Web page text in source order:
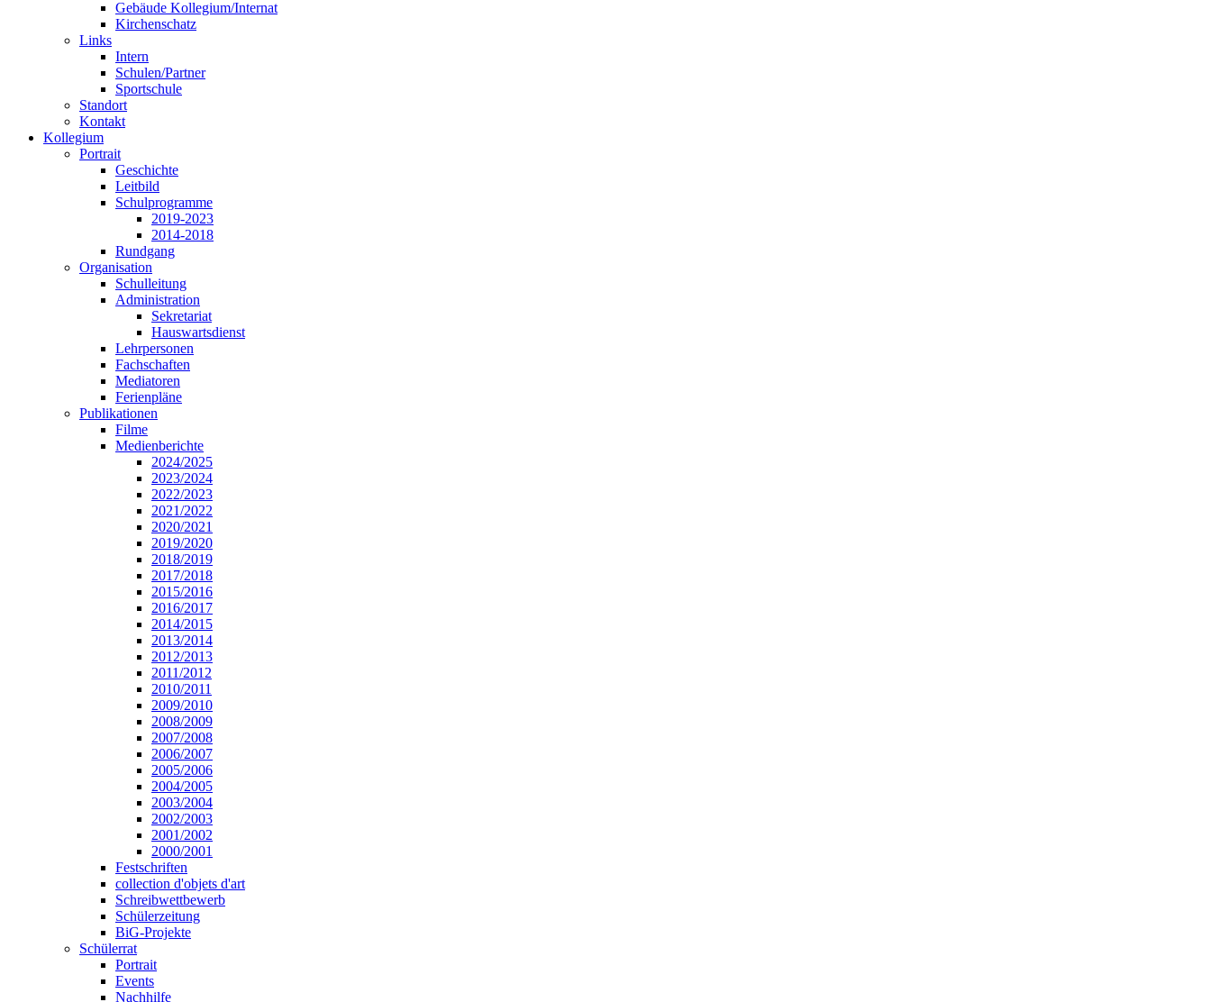
Gebäude Kollegium/Internat
Kirchenschatz
Links
Intern
Schulen/Partner
Sportschule
Standort
Kontakt
Kollegium
Portrait
Geschichte
Leitbild
Schulprogramme
2019-2023
2014-2018
Rundgang
Organisation
Schulleitung
Administration
Sekretariat
Hauswartsdienst
Lehrpersonen
Fachschaften
Mediatoren
Ferienpläne
Publikationen
Filme
Medienberichte
2024/2025
2023/2024
2022/2023
2021/2022
2020/2021
2019/2020
2018/2019
2017/2018
2015/2016
2016/2017
2014/2015
2013/2014
2012/2013
2011/2012
2010/2011
2009/2010
2008/2009
2007/2008
2006/2007
2005/2006
2004/2005
2003/2004
2002/2003
2001/2002
2000/2001
Festschriften
collection d'objets d'art
Schreibwettbewerb
Schülerzeitung
BiG-Projekte
Schülerrat
Portrait
Events
Nachhilfe